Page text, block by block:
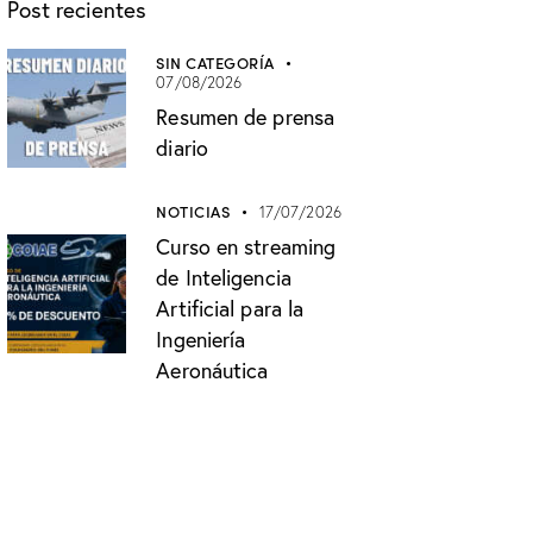
Post recientes
SIN CATEGORÍA
07/08/2026
Resumen de prensa
diario
NOTICIAS 17/07/2026
Curso en streaming
de Inteligencia
Artificial para la
Ingeniería
Aeronáutica